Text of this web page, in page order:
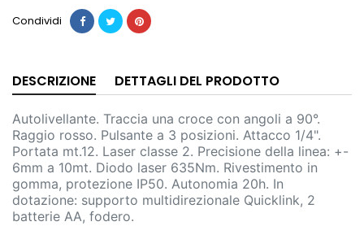
Condividi
DESCRIZIONE DETTAGLI DEL PRODOTTO
Autolivellante. Traccia una croce con angoli a 90°.
Raggio rosso. Pulsante a 3 posizioni. Attacco 1/4".
Portata mt.12. Laser classe 2. Precisione della linea: +-
6mm a 10mt. Diodo laser 635Nm. Rivestimento in
gomma, protezione IP50. Autonomia 20h. In
dotazione: supporto multidirezionale Quicklink, 2
batterie AA, fodero.